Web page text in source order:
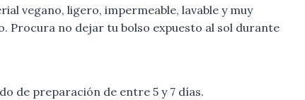
vegano, ligero, impermeable, lavable y muy
Procura no dejar tu bolso expuesto al sol durante
de preparación de entre 5 y 7 días.